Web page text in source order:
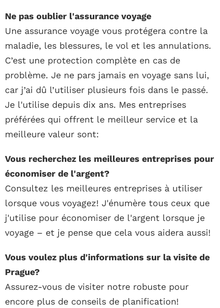
Ne pas oublier l'assurance voyage
Une assurance voyage vous protégera contre la
maladie, les blessures, le vol et les annulations.
C’est une protection complète en cas de
problème. Je ne pars jamais en voyage sans lui,
car j’ai dû l’utiliser plusieurs fois dans le passé.
Je l'utilise depuis dix ans. Mes entreprises
préférées qui offrent le meilleur service et la
meilleure valeur sont:
Vous recherchez les meilleures entreprises pour
économiser de l'argent?
Consultez les meilleures entreprises à utiliser
lorsque vous voyagez! J'énumère tous ceux que
j'utilise pour économiser de l'argent lorsque je
voyage – et je pense que cela vous aidera aussi!
Vous voulez plus d'informations sur la visite de
Prague?
Assurez-vous de visiter notre robuste pour
encore plus de conseils de planification!